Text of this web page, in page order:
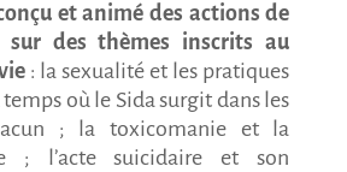
et animé des actions de
sur des thèmes inscrits au
: la sexualité et les pratiques
temps où le Sida surgit dans les
; la toxicomanie et la
; l’acte suicidaire et son